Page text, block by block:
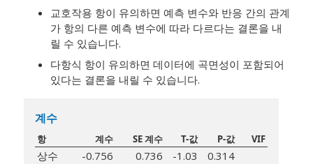
교호작용 항이 유의하면 예측 변수와 반응 간의 관계
가 항의 다른 예측 변수에 따라 다르다는 결론을 내
릴 수 있습니다.
다항식 항이 유의하면 데이터에 곡면성이 포함되어
있다는 결론을 내릴 수 있습니다.
계수
항 계수 SE 계수 T-값 P-값 VIF
상수 -0.756 0.736 -1.03
0.314